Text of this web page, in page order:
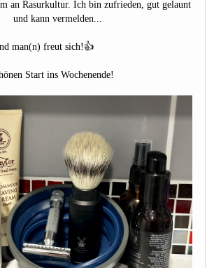
an Rasurkultur. Ich bin zufrieden, gut gelaunt
und kann vermelden...
man(n) freut sich!👍
Start ins Wochenende!